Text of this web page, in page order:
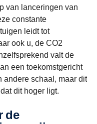
van lanceringen van
constante
leidt tot
ook u, de CO2
valt de
een toekomstgericht
andere schaal, maar dit
dit hoger ligt.